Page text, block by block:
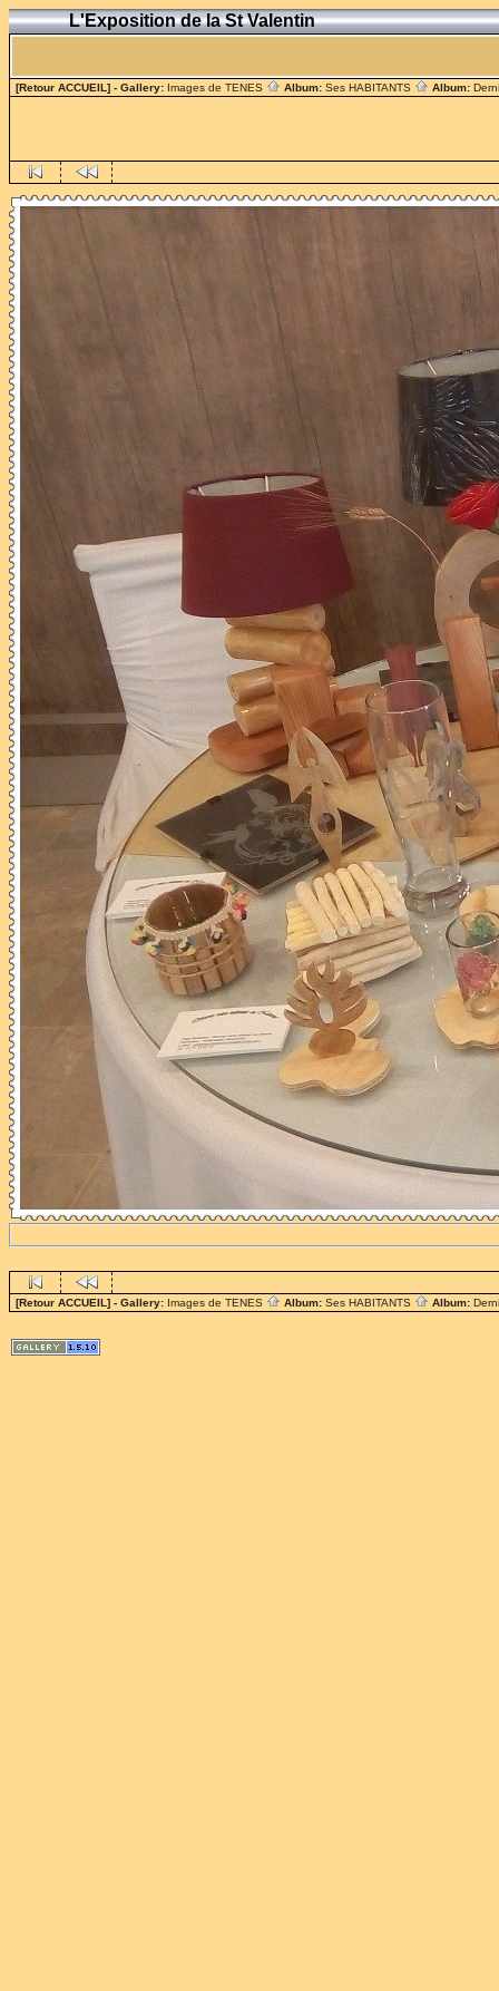
L'Exposition de la St Valentin
[Retour ACCUEIL] - Gallery: Images de TENES Album: Ses HABITANTS Album:
[Retour ACCUEIL] - Gallery: Images de TENES Album: Ses HABITANTS Album: